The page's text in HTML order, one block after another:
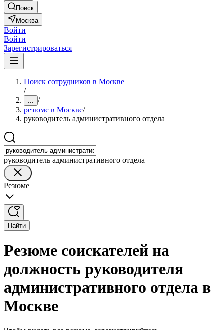
Поиск
Москва
Войти
Войти
Зарегистрироваться
Поиск сотрудников в Москве
/
... /
резюме в Москве/
руководитель административного отдела
руководитель административного отдела
Резюме
Найти
Резюме соискателей на
должность руководителя
административного отдела в
Москве